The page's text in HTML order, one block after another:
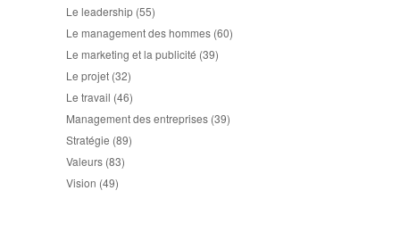
Le leadership (55)
Le management des hommes (60)
Le marketing et la publicité (39)
Le projet (32)
Le travail (46)
Management des entreprises (39)
Stratégie (89)
Valeurs (83)
Vision (49)